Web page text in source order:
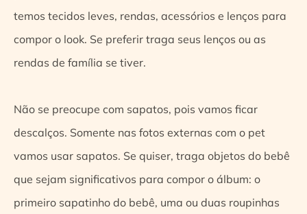
temos tecidos leves, rendas, acessórios e lenços para
compor o look. Se preferir traga seus lenços ou as
rendas de família se tiver.
Não se preocupe com sapatos, pois vamos ficar
descalços. Somente nas fotos externas com o pet
vamos usar sapatos. Se quiser, traga objetos do bebê
que sejam significativos para compor o álbum: o
primeiro sapatinho do bebê, uma ou duas roupinhas